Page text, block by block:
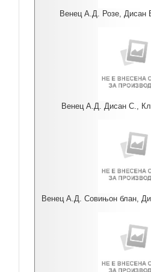
Венец А.Д. Розе, Дисан
Венец А.Д. Дисан С.,
Венец А.Д. Совињон блан,